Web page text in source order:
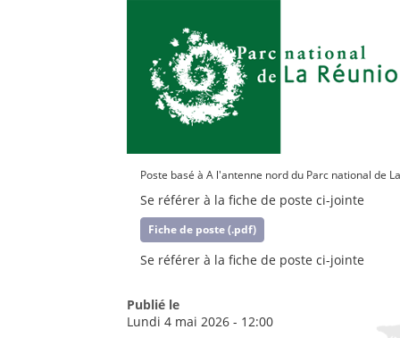
Poste basé à A l'antenne nord du Parc national de
Se référer à la fiche de poste ci-jointe
Fiche de poste (.pdf)
Se référer à la fiche de poste ci-jointe
Publié le
Lundi 4 mai 2026 - 12:00